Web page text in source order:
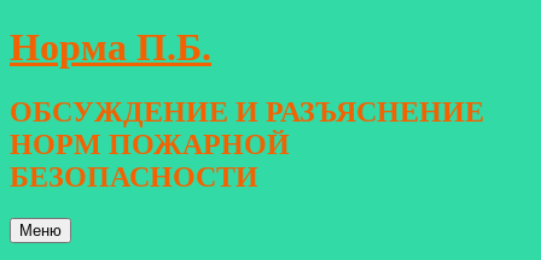
Перейти
к
Норма П.Б.
ОБСУЖДЕНИЕ И РАЗЪЯСНЕНИЕ
НОРМ ПОЖАРНОЙ
БЕЗОПАСНОСТИ
Меню